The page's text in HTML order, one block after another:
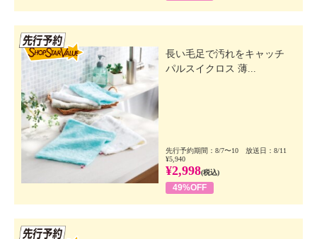
長い毛足で汚れをキャッチ
パルスイクロス 薄...
先行予約期間：8/7〜10 放送日：8/11
¥5,940
¥2,998(税込)
49%OFF